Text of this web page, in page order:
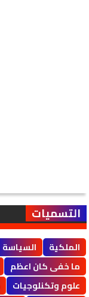
التسميات
الملكية السياسة
ما خفى كان اعظم
علوم وتكنلوجيات